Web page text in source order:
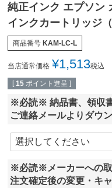
純正インク エプソン
インクカートリッジ
商品番号 KAM-LC-L
当店通常価格 ¥1,513税込
[ 15 ポイント進呈 ]
※必読※ 納品書、領収
ご連絡メールよりダウ
※必読※メーカーへの
注文確定後の変更・キ